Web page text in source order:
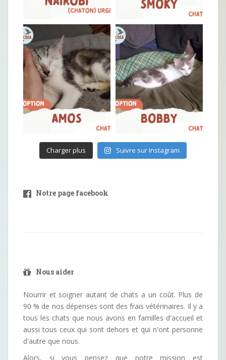
Charger plus Suivre sur Instagram
Notre page facebook
Nous aider
Nourrir et soigner autant de chats a un coût. Plus de
90 % de nos dépenses sont des frais vétérinaires. Il y a
tous les chats que nous avons en familles d'accueil et
aussi tous ceux qui sont dehors et qui n'ont personne
d'autre que nous.
Alors, si vous pensez que notre mission est